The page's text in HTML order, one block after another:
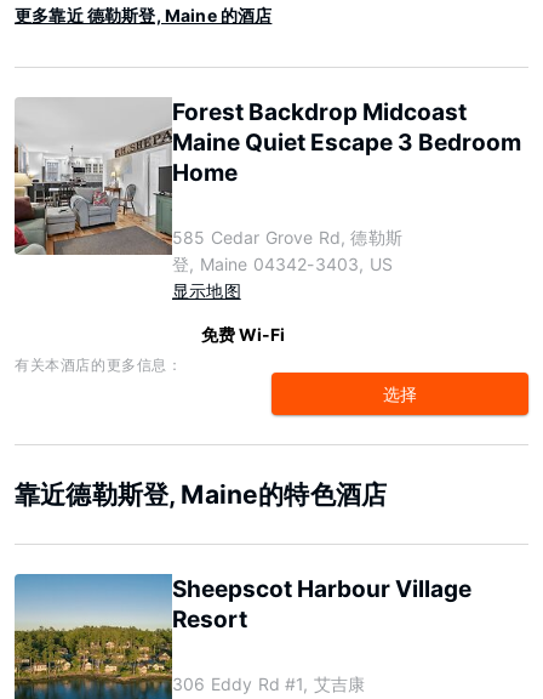
更多靠近 德勒斯登, Maine 的酒店
Forest Backdrop Midcoast
Maine Quiet Escape 3 Bedroom
Home
585 Cedar Grove Rd, 德勒斯
登, Maine 04342-3403, US
显示地图
免费 Wi-Fi
有关本酒店的更多信息：
选择
靠近德勒斯登, Maine的特色酒店
Sheepscot Harbour Village
Resort
306 Eddy Rd #1, 艾吉康